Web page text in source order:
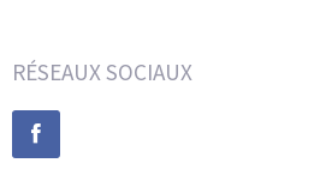
RÉSEAUX SOCIAUX